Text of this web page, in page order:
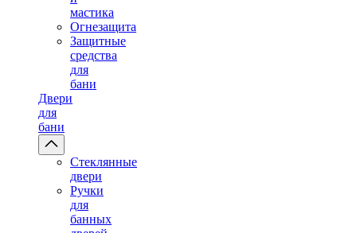
мастика
Огнезащита
Защитные
средства
для
бани
Двери
для
бани
Стеклянные
двери
Ручки
для
банных